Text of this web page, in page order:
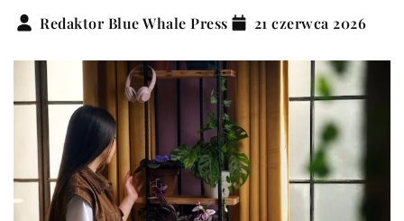
Redaktor Blue Whale Press
21 czerwca 2026